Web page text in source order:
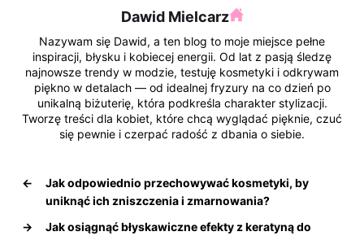
k
Dawid Mielcarz
Nazywam się Dawid, a ten blog to moje miejsce pełne
inspiracji, błysku i kobiecej energii. Od lat z pasją śledzę
najnowsze trendy w modzie, testuję kosmetyki i odkrywam
piękno w detalach — od idealnej fryzury na co dzień po
unikalną biżuterię, która podkreśla charakter stylizacji.
Tworzę treści dla kobiet, które chcą wyglądać pięknie, czuć
się pewnie i czerpać radość z dbania o siebie.
←
Jak odpowiednio przechowywać kosmetyki, by
uniknąć ich zniszczenia i zmarnowania?
→
Jak osiągnąć błyskawiczne efekty z keratyną do